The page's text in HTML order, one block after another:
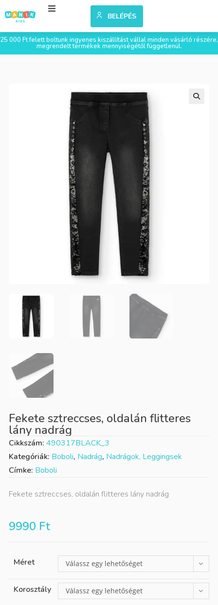
BELÉPÉS
25 000 Ft felett boltunk ingyenes kiszállítást vállal minden vásárló részére,
megrendelt termékek mennyiségétől függetlenül.
Fekete sztreccses, oldalán flitteres
lány nadrág
Cikkszám: 490317BLACK_3
Kategóriák: Boboli, Nadrág, Nadrágok, Leggingsek
Címke: Boboli
Fekete sztreccses, oldalán flitteres lány nadrág
9990 Ft
Méret Válassz egy lehetőséget
Korosztály Válassz egy lehetőséget